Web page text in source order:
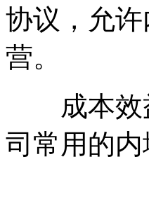
协议，允
营。
成本效益
司常用的内